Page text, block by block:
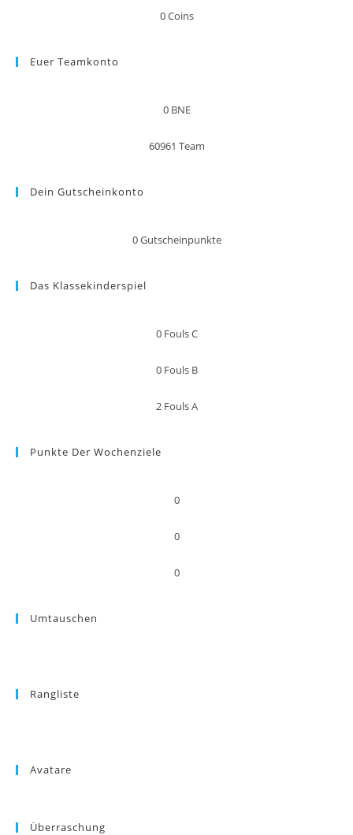
0Coins
Euer Teamkonto
0 BNE
60961 Team
Dein Gutscheinkonto
0Gutscheinpunkte
Das Klassekinderspiel
0 Fouls C
0 Fouls B
2 Fouls A
Punkte Der Wochenziele
0
0
0
Umtauschen
Rangliste
Avatare
Überraschung